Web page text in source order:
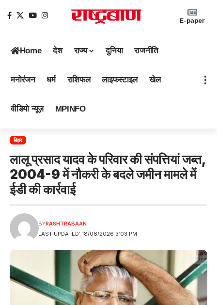
E-paper
Home देश राज्य दुनिया राजनीति
मनोरंजन धर्म राशिफल लाइफस्टाइल खेल
वीडियो न्यूज़ MPINFO
बिहार
लालू प्रसाद यादव के परिवार की संपत्तियां जब्त,
2004-9 में नौकरी के बदले जमीन मामले में
ईडी की कार्रवाई
LAST UPDATED: 18/06/2026 3:03 PM
BYRASHTRABAAN